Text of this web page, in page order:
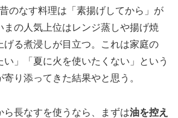
のなす料理は「素揚げしてから」が
まの人気上位はレンジ蒸しや揚げ焼
げる煮浸しが目立つ。これは家庭の
い」「夏に火を使いたくない」という
り添ってきた結果やと思う。
ら長なすを使うなら、まずは油を控え